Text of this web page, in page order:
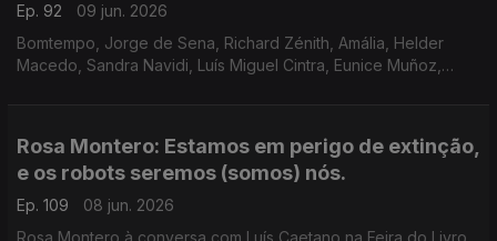
Ep. 92
09 jun. 2026
Bomtempo, Jorge de Sena, Richard Zénith, Amália, Helder
Macedo, Sandra Navidi, Luís Miguel Cintra, Eunice Muñoz,
Rosa Montero: Estamos em perigo de extinção,
e os robots seremos (somos) nós.
Ep. 109
08 jun. 2026
Rosa Montero à conversa com Luís Caetano na Feira do Livro